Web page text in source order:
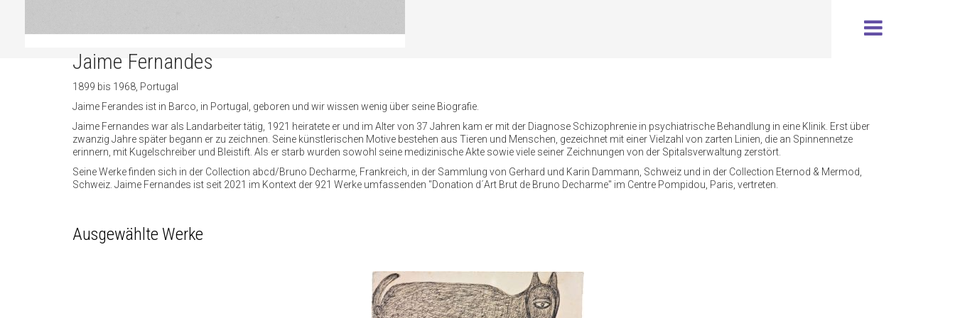
Jaime Fernandes
1899 bis 1968, Portugal
Jaime Ferandes ist in Barco, in Portugal, geboren und wir wissen wenig über seine Biografie.
Jaime Fernandes war als Landarbeiter tätig, 1921 heiratete er und im Alter von 37 Jahren kam er mit der Diagnose Schizophrenie in psychiatrische Behandlung in eine Klinik. Erst über
zwanzig Jahre später begann er zu zeichnen. Seine künstlerischen Motive bestehen aus Tieren und Menschen, gezeichnet mit einer Vielzahl von zarten Linien, die an Spinnennetze
erinnern, mit Kugelschreiber und Bleistift. Als er starb wurden sowohl seine medizinische Akte sowie viele seiner Zeichnungen von der Spitalsverwaltung zerstört.
Seine Werke finden sich in der Collection abcd/Bruno Decharme, Frankreich, in der Sammlung von Gerhard und Karin Dammann, Schweiz und in der Collection Eternod & Mermod,
Schweiz. Jaime Fernandes ist seit 2021 im Kontext der 921 Werke umfassenden "Donation d´Art Brut de Bruno Decharme" im Centre Pompidou, Paris, vertreten.
Ausgewählte Werke